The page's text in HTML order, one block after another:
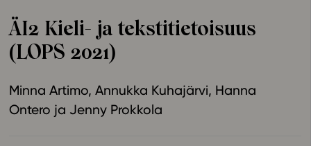
Ominaisuudet
Tapahtumakalenteri
Yhteisö
Suosittelut
ÄI2 Kieli- ja tekstitietoisuus
(LOPS 2021)
Minna Artimo Annukka Kuhajärvi Hanna
Ontero
Jenny Prokkola